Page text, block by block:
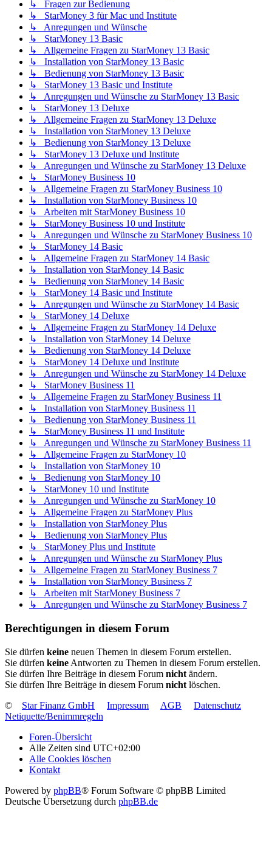
↳ Fragen zur Bedienung
↳ StarMoney 3 für Mac und Institute
↳ Anregungen und Wünsche
↳ StarMoney 13 Basic
↳ Allgemeine Fragen zu StarMoney 13 Basic
↳ Installation von StarMoney 13 Basic
↳ Bedienung von StarMoney 13 Basic
↳ StarMoney 13 Basic und Institute
↳ Anregungen und Wünsche zu StarMoney 13 Basic
↳ StarMoney 13 Deluxe
↳ Allgemeine Fragen zu StarMoney 13 Deluxe
↳ Installation von StarMoney 13 Deluxe
↳ Bedienung von StarMoney 13 Deluxe
↳ StarMoney 13 Deluxe und Institute
↳ Anregungen und Wünsche zu StarMoney 13 Deluxe
↳ StarMoney Business 10
↳ Allgemeine Fragen zu StarMoney Business 10
↳ Installation von StarMoney Business 10
↳ Arbeiten mit StarMoney Business 10
↳ StarMoney Business 10 und Institute
↳ Anregungen und Wünsche zu StarMoney Business 10
↳ StarMoney 14 Basic
↳ Allgemeine Fragen zu StarMoney 14 Basic
↳ Installation von StarMoney 14 Basic
↳ Bedienung von StarMoney 14 Basic
↳ StarMoney 14 Basic und Institute
↳ Anregungen und Wünsche zu StarMoney 14 Basic
↳ StarMoney 14 Deluxe
↳ Allgemeine Fragen zu StarMoney 14 Deluxe
↳ Installation von StarMoney 14 Deluxe
↳ Bedienung von StarMoney 14 Deluxe
↳ StarMoney 14 Deluxe und Institute
↳ Anregungen und Wünsche zu StarMoney 14 Deluxe
↳ StarMoney Business 11
↳ Allgemeine Fragen zu StarMoney Business 11
↳ Installation von StarMoney Business 11
↳ Bedienung von StarMoney Business 11
↳ StarMoney Business 11 und Institute
↳ Anregungen und Wünsche zu StarMoney Business 11
↳ Allgemeine Fragen zu StarMoney 10
↳ Installation von StarMoney 10
↳ Bedienung von StarMoney 10
↳ StarMoney 10 und Institute
↳ Anregungen und Wünsche zu StarMoney 10
↳ Allgemeine Fragen zu StarMoney Plus
↳ Installation von StarMoney Plus
↳ Bedienung von StarMoney Plus
↳ StarMoney Plus und Institute
↳ Anregungen und Wünsche zu StarMoney Plus
↳ Allgemeine Fragen zu StarMoney Business 7
↳ Installation von StarMoney Business 7
↳ Arbeiten mit StarMoney Business 7
↳ Anregungen und Wünsche zu StarMoney Business 7
Berechtigungen in diesem Forum
Sie dürfen keine neuen Themen in diesem Forum erstellen.
Sie dürfen keine Antworten zu Themen in diesem Forum erstellen.
Sie dürfen Ihre Beiträge in diesem Forum nicht ändern.
Sie dürfen Ihre Beiträge in diesem Forum nicht löschen.
©
Star Finanz GmbH Impressum AGB
Datenschutz
Netiquette/Benimmregeln
Foren-Übersicht
Alle Zeiten sind UTC+02:00
Alle Cookies löschen
Kontakt
Powered by phpBB® Forum Software © phpBB Limited
Deutsche Übersetzung durch phpBB.de